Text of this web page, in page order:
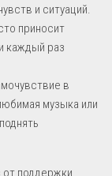
и ситуаций.
приносит
каждый раз
в
музыка или
от поддержки